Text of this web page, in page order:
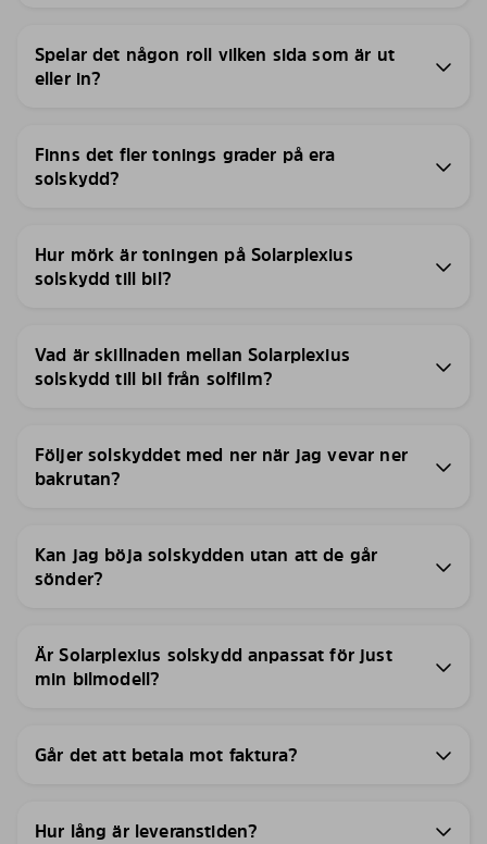
Spelar det någon roll vilken sida som är ut
eller in?
Finns det fler tonings grader på era
solskydd?
Hur mörk är toningen på Solarplexius
solskydd till bil?
Vad är skillnaden mellan Solarplexius
solskydd till bil från solfilm?
Följer solskyddet med ner när jag vevar ner
bakrutan?
Kan jag böja solskydden utan att de går
sönder?
Är Solarplexius solskydd anpassat för just
min bilmodell?
Går det att betala mot faktura?
Hur lång är leveranstiden?